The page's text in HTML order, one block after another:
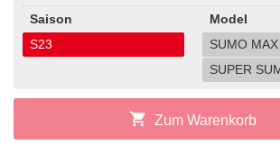
Saison
S23
Model
SUMO
SUPER
shopping_cart Zum Warenkorb